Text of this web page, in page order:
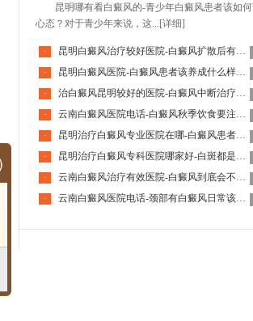
昆明哪有看白癜风的-青少年白癜风患者该如
心态？对于青少年来说，这... [详细]
· 昆明白癜风治疗较好医院-白癜风扩散后有哪些表现
·
昆明白癜风医院-白癜风患者该养成什么样的饮食习惯呢
·
治白癜风昆明较好的医院-白癜风中断治疗会有什么影响呢
·
云南白癜风医院电话-白癜风秋季饮食要注意什么
·
昆明治疗白癜风专业医院在哪-白癜风患者国庆出游要注意什么
·
昆明治疗白癜风专科医院哪家好-白斑都是白癜风吗
·
云南白癜风治疗有效医院-白癜风到底会不会遗传下一代
·
云南白癜风医院电话-颈部有白癜风日常该怎么护理呢